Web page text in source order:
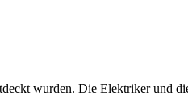
wurden. Die Elektriker und